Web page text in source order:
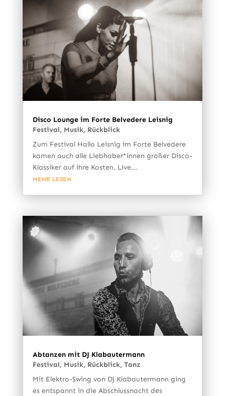
Disco Lounge im Forte Belvedere Leisnig
Festival, Musik, Rückblick
Zum Festival Hallo Leisnig im Forte Belvedere
kamen auch alle Liebhaber*innen großer Disco-
Klassiker auf ihre Kosten. Live...
MEHR LESEN
Abtanzen mit DJ Klabautermann
Festival, Musik, Rückblick, Tanz
Mit Elektro-Swing von DJ Klabautermann ging
es entspannt in die Abschlussnacht des